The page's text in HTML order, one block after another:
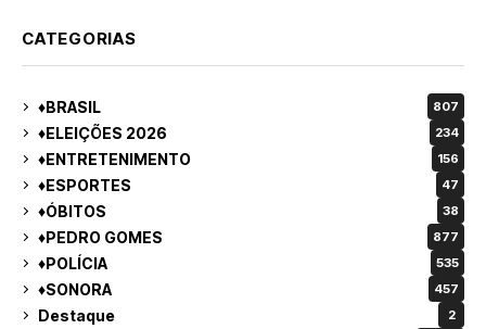
CATEGORIAS
♦BRASIL 807
♦ELEIÇÕES 2026 234
♦ENTRETENIMENTO 156
♦ESPORTES 47
♦ÓBITOS 38
♦PEDRO GOMES 877
♦POLÍCIA 535
♦SONORA 457
Destaque 2